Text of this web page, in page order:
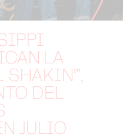
LA
DEL
JULIO